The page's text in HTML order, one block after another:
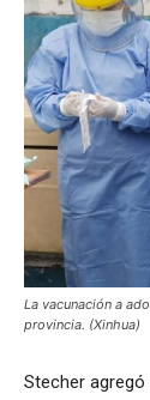
La vacunación a
provincia. (Xinhua)
Stecher agregó